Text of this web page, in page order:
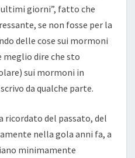
ultimi giorni”, fatto che
se non fosse per la
delle cose sui mormoni
meglio dire che sto
sui mormoni in
da qualche parte.
ricordato del passato, del
nella gola anni fa, a
minimamente